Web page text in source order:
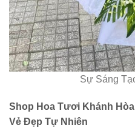
Sự Sáng
Shop Hoa Tươi Khánh
Vẻ Đẹp Tự Nhiên